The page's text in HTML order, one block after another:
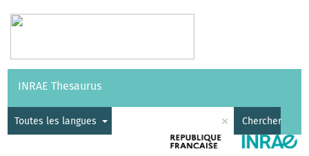
Vocabulaires API
INRAE Thesaurus
Toutes les langues × Chercher